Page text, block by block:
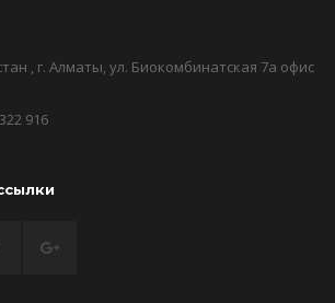
, г. Алматы, ул. Биокомбинатская 7а офис
916